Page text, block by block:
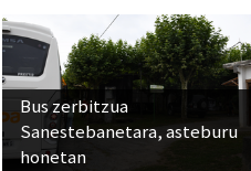
Bus zerbitzua
Sanestebanetara, asteburu
honetan